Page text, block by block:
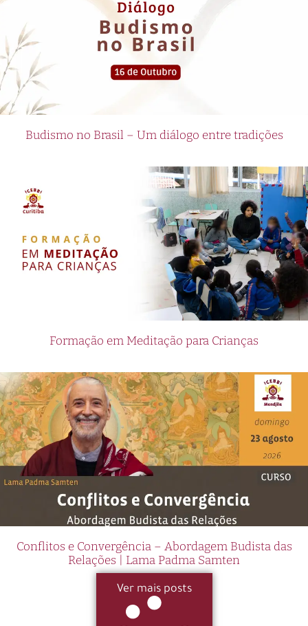
Budismo no Brasil – Um diálogo entre tradições
Formação em Meditação para Crianças
Conflitos e Convergência – Abordagem Budista das
Relações | Lama Padma Samten
Ver mais posts